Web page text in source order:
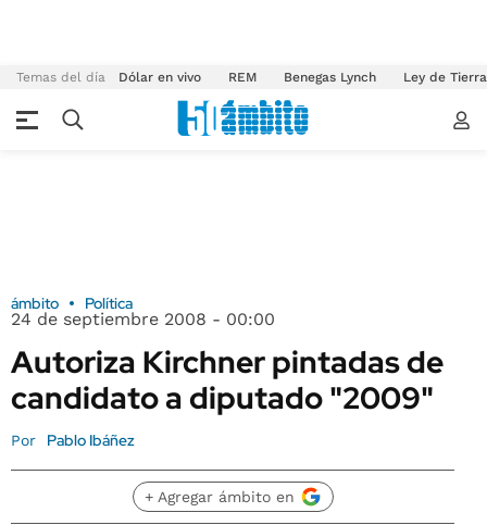
Temas del día Dólar en vivo REM Benegas Lynch Ley de
ámbito Política
24 de septiembre 2008 - 00:00
Autoriza Kirchner pintadas de
candidato a diputado "2009"
Por Pablo Ibáñez
+ Agregar ámbito en